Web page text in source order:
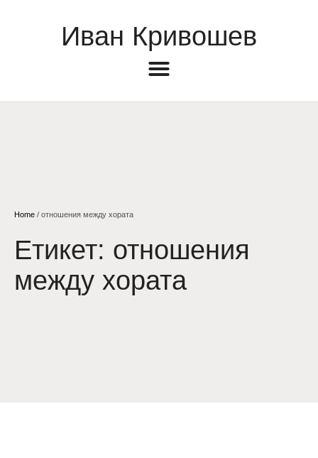
Иван Кривошев
Home / отношения между хората
Етикет: отношения
между хората